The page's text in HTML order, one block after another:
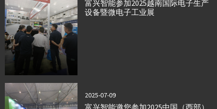
富兴智能参加2025越南国际电子生产
设备暨微电子工业展
2025-07-09
富兴智能邀您参加2025中国（西部）